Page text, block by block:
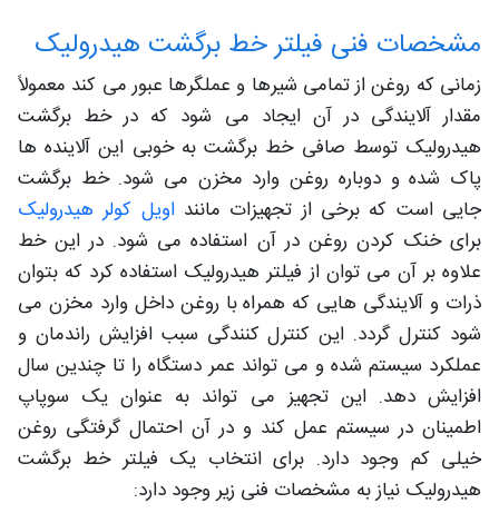
مشخصات فنی فیلتر خط برگشت هیدرولیک
زمانی که روغن از تمامی شیرها و عملگرها عبور می کند معمولاً
مقدار آلایندگی در آن ایجاد می شود که در خط برگشت
هیدرولیک توسط صافی خط برگشت به خوبی این آلاینده ها
پاک شده و دوباره روغن وارد مخزن می شود. خط برگشت
جایی است که برخی از تجهیزات ماننداویل کولر هیدرولیک
برای خنک کردن روغن در آن استفاده می شود. در این خط
علاوه بر آن می توان از فیلتر هیدرولیک استفاده کرد که بتوان
ذرات و آلایندگی هایی که همراه با روغن داخل وارد مخزن می
شود کنترل گردد. این کنترل کنندگی سبب افزایش راندمان و
عملکرد سیستم شده و می تواند عمر دستگاه را تا چندین سال
افزایش دهد. این تجهیز می تواند به عنوان یک سوپاپ
اطمینان در سیستم عمل کند و در آن احتمال گرفتگی روغن
خیلی کم وجود دارد. برای انتخاب یک فیلتر خط برگشت
هیدرولیک نیاز به مشخصات فنی زیر وجود دارد: